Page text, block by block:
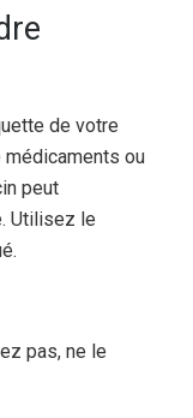
de votre
ou
peut
Utilisez le
pas, ne le